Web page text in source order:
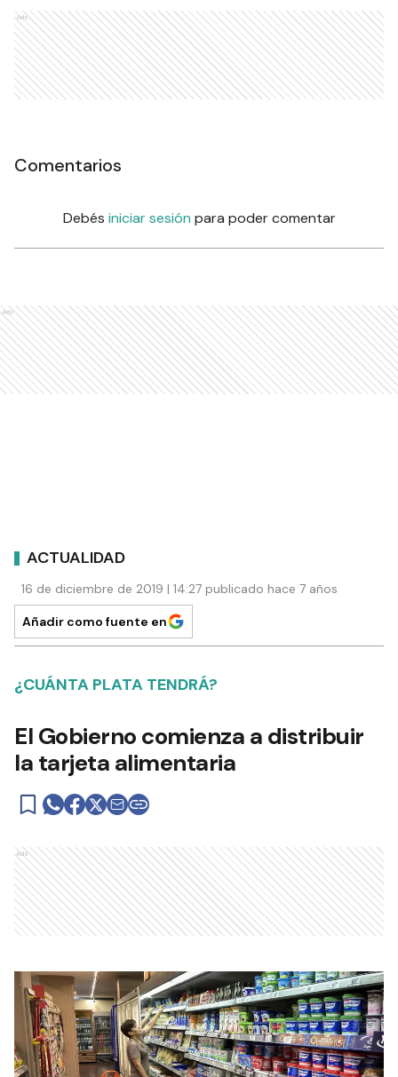
Ads
Comentarios
Debés iniciar sesión para poder comentar
Ads
ACTUALIDAD
16 de diciembre de 2019 | 14:27 publicado hace 7 años
Añadir como fuente en
¿CUÁNTA PLATA TENDRÁ?
El Gobierno comienza a distribuir
la tarjeta alimentaria
Ads